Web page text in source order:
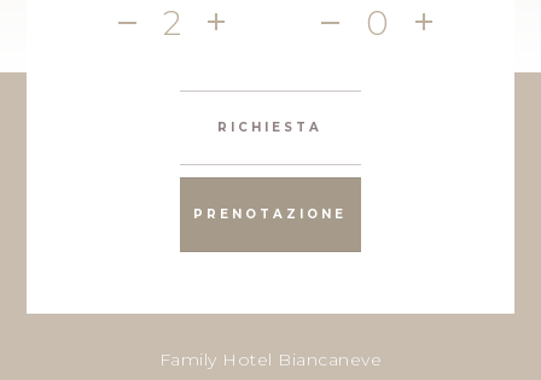
2 0
RICHIESTA
PRENOTAZIONE
Family Hotel Biancaneve